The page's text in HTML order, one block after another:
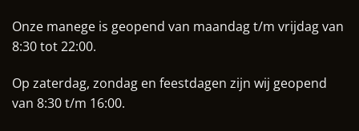
Onze manege is geopend van maandag t/m vrijdag van
8:30 tot 22:00.
Op zaterdag, zondag en feestdagen zijn wij geopend
van 8:30 t/m 16:00.